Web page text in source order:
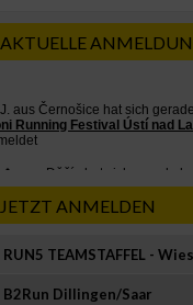
AKTUELLE
JETZT ANMELDEN
RUN5 TEAMSTAFFEL -
B2Run Dillingen/Saar